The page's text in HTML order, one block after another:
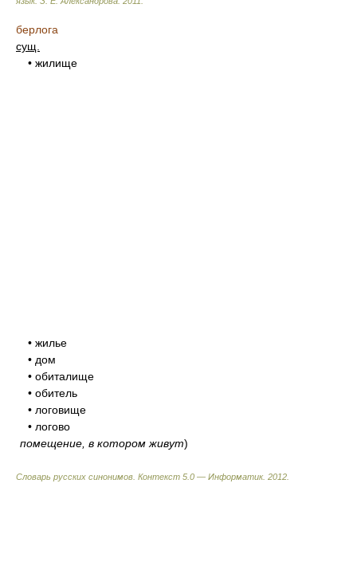
берлога
сущ.
• жилище
• жилье
• дом
• обиталище
• обитель
• логовище
• логово
помещение, в котором живут)
Словарь русских синонимов. Контекст 5.0 — Информатик. 2012